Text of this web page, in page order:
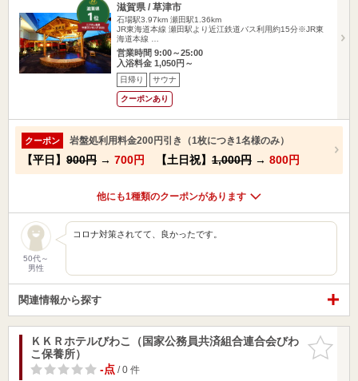
滋賀県 / 草津市
石場駅3.97km 瀬田駅1.36km
JR東海道本線 瀬田駅より近江鉄道バス利用約15分※JR東
海道本線 …
営業時間 9:00～25:00
入浴料金 1,050円～
日帰り サウナ
クーポンあり
クーポン 岩盤処利用料金200円引き（1枚につき1名様のみ）
【平日】 900円 → 700円 【土日祝】 1,000円 → 800円
他にも1種類のクーポンがあります
50代～
男性
コロナ対策されてて、良かったです。
関連情報から探す
お気に入
りに追加
ＫＫＲホテルびわこ（国家公務員共済組合連合会びわ
こ保養所）
-点/ 0 件